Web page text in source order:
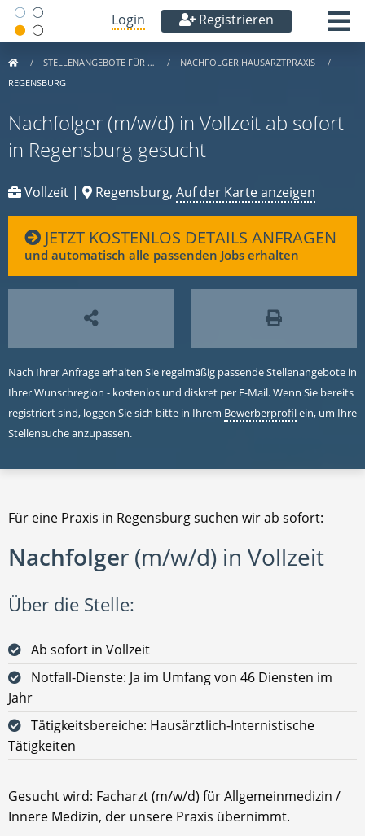
Login Registrieren
STELLENANGEBOTE FÜR …
NACHFOLGER HAUSARZTPRAXIS
REGENSBURG
Nachfolger (m/w/d) in Vollzeit ab sofort
in Regensburg gesucht
Vollzeit | Regensburg, Auf der Karte anzeigen
JETZT KOSTENLOS DETAILS ANFRAGEN
und automatisch alle passenden Jobs erhalten
Nach Ihrer Anfrage erhalten Sie regelmäßig passende Stellenangebote in
Ihrer Wunschregion - kostenlos und diskret per E-Mail. Wenn Sie bereits
registriert sind, loggen Sie sich bitte in Ihrem Bewerberprofilein, um Ihre
Stellensuche anzupassen.
Für eine Praxis in Regensburg suchen wir ab sofort:
Nachfolger (m/w/d) in Vollzeit
Über die Stelle:
Ab sofort in Vollzeit
Notfall-Dienste: Ja im Umfang von 46 Diensten im
Jahr
Tätigkeitsbereiche: Hausärztlich-Internistische
Tätigkeiten
Gesucht wird: Facharzt (m/w/d) für Allgemeinmedizin /
Innere Medizin, der unsere Praxis übernimmt.